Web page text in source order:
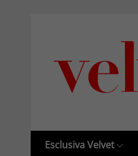
Esclusiva Velvet